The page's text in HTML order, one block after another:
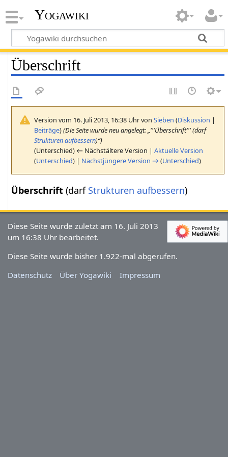
Yogawiki
Überschrift
Version vom 16. Juli 2013, 16:38 Uhr vonSieben (Diskussion |
Beiträge)(Die Seite wurde neu angelegt: „'''Überschrift''' (darf
Strukturenaufbessern)“)
(Unterschied) ← Nächstältere Version |Aktuelle Version
(Unterschied) | Nächstjüngere Version → (Unterschied)
Überschrift (darf Strukturen aufbessern)
Diese Seite wurde zuletzt am 16. Juli 2013
um 16:38 Uhr bearbeitet.
Diese Seite wurde bisher 1.922-mal abgerufen.
Datenschutz
Über Yogawiki Impressum